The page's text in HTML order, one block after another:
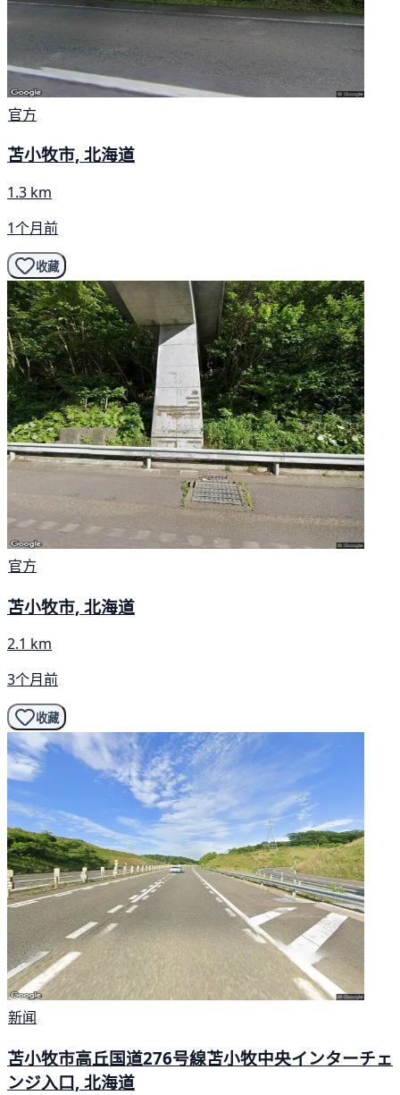
官方
苫小牧市, 北海道
1.3 km
1个月前
收藏
官方
苫小牧市, 北海道
2.1 km
3个月前
收藏
新闻
苫小牧市高丘国道276号線苫小牧中央インターチェ
ンジ入口, 北海道